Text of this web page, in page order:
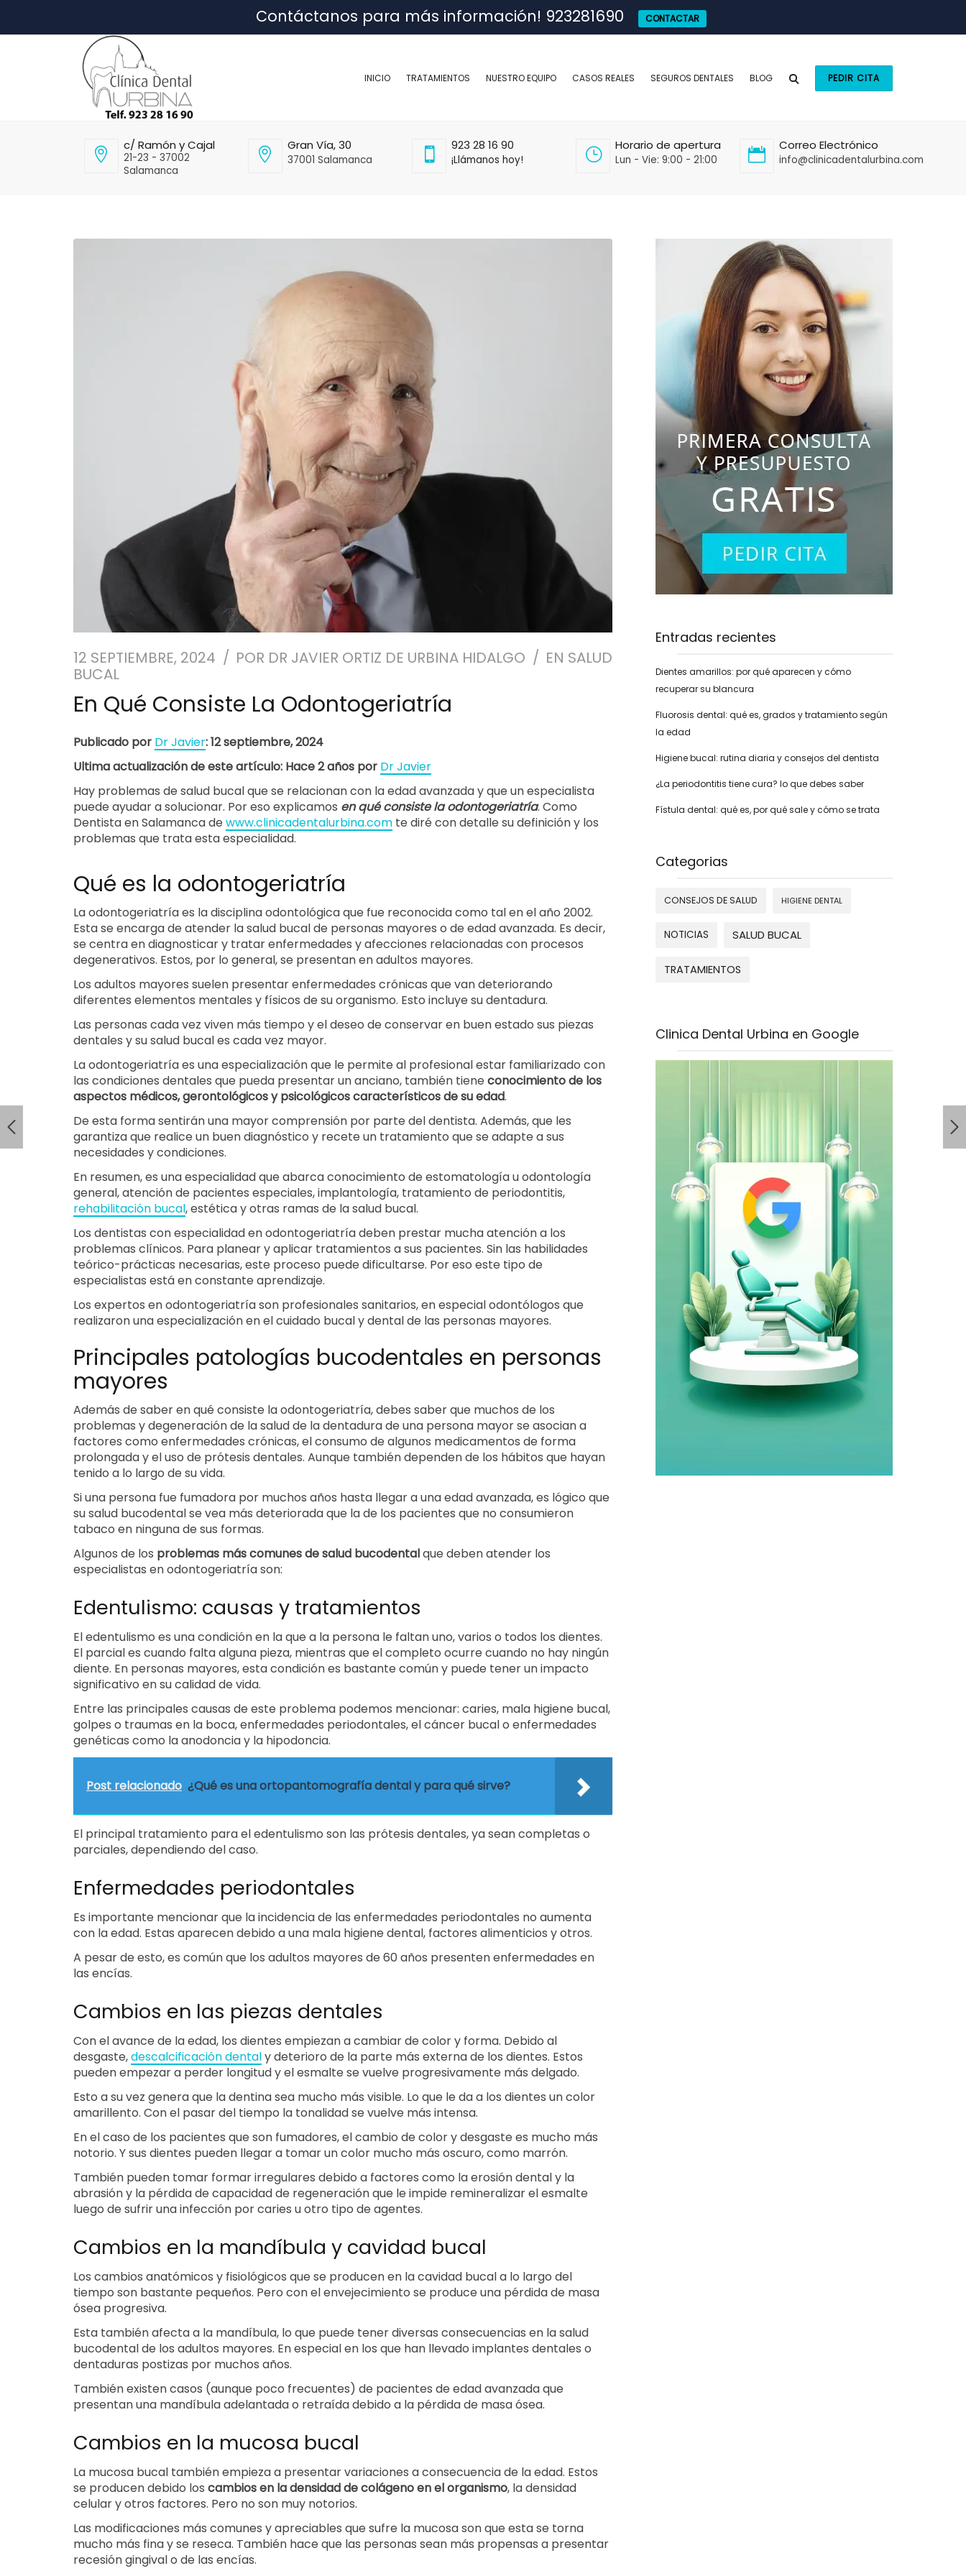
Contáctanos para más información! 923281690 CONTACTAR
INICIO TRATAMIENTOS NUESTRO EQUIPO CASOS REALES SEGUROS DENTALES BLOG PEDIR CITA
c/ Ramón y Cajal
21-23 - 37002
Salamanca
Gran Vía, 30
37001 Salamanca
923 28 16 90
¡Llámanos hoy!
Horario de apertura
Lun - Vie: 9:00 - 21:00
Correo Electrónico
info@clinicadentalurbina.com
12 SEPTIEMBRE, 2024 POR DR JAVIER ORTIZ DE URBINA HIDALGO EN SALUD
BUCAL
En Qué Consiste La Odontogeriatría
Publicado por Dr Javier: 12 septiembre, 2024
Ultima actualización de este artículo: Hace 2 años por Dr Javier
Hay problemas de salud bucal que se relacionan con la edad avanzada y que un especialista
puede ayudar a solucionar. Por eso explicamos en qué consiste la odontogeriatría. Como
Dentista en Salamanca de www.clinicadentalurbina.com te diré con detalle su definición y los
problemas que trata esta especialidad.
Qué es la odontogeriatría
La odontogeriatría es la disciplina odontológica que fue reconocida como tal en el año 2002.
Esta se encarga de atender la salud bucal de personas mayores o de edad avanzada. Es decir,
se centra en diagnosticar y tratar enfermedades y afecciones relacionadas con procesos
degenerativos. Estos, por lo general, se presentan en adultos mayores.
Los adultos mayores suelen presentar enfermedades crónicas que van deteriorando
diferentes elementos mentales y físicos de su organismo. Esto incluye su dentadura.
Las personas cada vez viven más tiempo y el deseo de conservar en buen estado sus piezas
dentales y su salud bucal es cada vez mayor.
La odontogeriatría es una especialización que le permite al profesional estar familiarizado con
las condiciones dentales que pueda presentar un anciano, también tiene conocimiento de los
aspectos médicos, gerontológicos y psicológicos característicos de su edad.
De esta forma sentirán una mayor comprensión por parte del dentista. Además, que les
garantiza que realice un buen diagnóstico y recete un tratamiento que se adapte a sus
necesidades y condiciones.
En resumen, es una especialidad que abarca conocimiento de estomatología u odontología
general, atención de pacientes especiales, implantología, tratamiento de periodontitis,
rehabilitación bucal, estética y otras ramas de la salud bucal.
Los dentistas con especialidad en odontogeriatría deben prestar mucha atención a los
problemas clínicos. Para planear y aplicar tratamientos a sus pacientes. Sin las habilidades
teórico-prácticas necesarias, este proceso puede dificultarse. Por eso este tipo de
especialistas está en constante aprendizaje.
Los expertos en odontogeriatría son profesionales sanitarios, en especial odontólogos que
realizaron una especialización en el cuidado bucal y dental de las personas mayores.
Principales patologías bucodentales en personas
mayores
Además de saber en qué consiste la odontogeriatría, debes saber que muchos de los
problemas y degeneración de la salud de la dentadura de una persona mayor se asocian a
factores como enfermedades crónicas, el consumo de algunos medicamentos de forma
prolongada y el uso de prótesis dentales. Aunque también dependen de los hábitos que hayan
tenido a lo largo de su vida.
Si una persona fue fumadora por muchos años hasta llegar a una edad avanzada, es lógico que
su salud bucodental se vea más deteriorada que la de los pacientes que no consumieron
tabaco en ninguna de sus formas.
Algunos de los problemas más comunes de salud bucodentalque deben atender los
especialistas en odontogeriatría son:
Edentulismo: causas y tratamientos
El edentulismo es una condición en la que a la persona le faltan uno, varios o todos los dientes.
El parcial es cuando falta alguna pieza, mientras que el completo ocurre cuando no hay ningún
diente. En personas mayores, esta condición es bastante común y puede tener un impacto
significativo en su calidad de vida.
Entre las principales causas de este problema podemos mencionar: caries, mala higiene bucal,
golpes o traumas en la boca, enfermedades periodontales, el cáncer bucal o enfermedades
genéticas como la anodoncia y la hipodoncia.
Post relacionado ¿Qué es una ortopantomografía dental y para qué sirve?
El principal tratamiento para el edentulismo son las prótesis dentales, ya sean completas o
parciales, dependiendo del caso.
Enfermedades periodontales
Es importante mencionar que la incidencia de las enfermedades periodontales no aumenta
con la edad. Estas aparecen debido a una mala higiene dental, factores alimenticios y otros.
A pesar de esto, es común que los adultos mayores de 60 años presenten enfermedades en
las encías.
Cambios en las piezas dentales
Con el avance de la edad, los dientes empiezan a cambiar de color y forma. Debido al
desgaste,descalcificación dentaly deterioro de la parte más externa de los dientes. Estos
pueden empezar a perder longitud y el esmalte se vuelve progresivamente más delgado.
Esto a su vez genera que la dentina sea mucho más visible. Lo que le da a los dientes un color
amarillento. Con el pasar del tiempo la tonalidad se vuelve más intensa.
En el caso de los pacientes que son fumadores, el cambio de color y desgaste es mucho más
notorio. Y sus dientes pueden llegar a tomar un color mucho más oscuro, como marrón.
También pueden tomar formar irregulares debido a factores como la erosión dental y la
abrasión y la pérdida de capacidad de regeneración que le impide remineralizar el esmalte
luego de sufrir una infección por caries u otro tipo de agentes.
Cambios en la mandíbula y cavidad bucal
Los cambios anatómicos y fisiológicos que se producen en la cavidad bucal a lo largo del
tiempo son bastante pequeños. Pero con el envejecimiento se produce una pérdida de masa
ósea progresiva.
Esta también afecta a la mandíbula, lo que puede tener diversas consecuencias en la salud
bucodental de los adultos mayores. En especial en los que han llevado implantes dentales o
dentaduras postizas por muchos años.
También existen casos (aunque poco frecuentes) de pacientes de edad avanzada que
presentan una mandíbula adelantada o retraída debido a la pérdida de masa ósea.
Cambios en la mucosa bucal
La mucosa bucal también empieza a presentar variaciones a consecuencia de la edad. Estos
se producen debido los cambios en la densidad de colágeno en el organismo, la densidad
celular y otros factores. Pero no son muy notorios.
Las modificaciones más comunes y apreciables que sufre la mucosa son que esta se torna
mucho más fina y se reseca. También hace que las personas sean más propensas a presentar
recesión gingival o de las encías.
Entradas recientes
Dientes amarillos: por qué aparecen y cómo
recuperar su blancura
Fluorosis dental: qué es, grados y tratamiento según
la edad
Higiene bucal: rutina diaria y consejos del dentista
¿La periodontitis tiene cura? lo que debes saber
Fístula dental: qué es, por qué sale y cómo se trata
Categorias
CONSEJOS DE SALUD HIGIENE DENTAL
NOTICIAS SALUD BUCAL
TRATAMIENTOS
Clinica Dental Urbina en Google